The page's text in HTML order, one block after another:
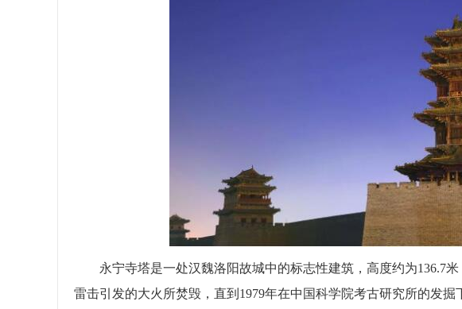
永宁寺塔是一处汉魏洛阳故城中的标志性建筑，高度约为136.7米
雷击引发的大火所焚毁，直到1979年在中国科学院考古研究所的发掘